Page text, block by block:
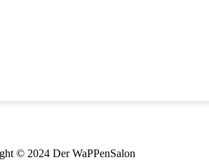
© 2024 Der WaPPenSalon